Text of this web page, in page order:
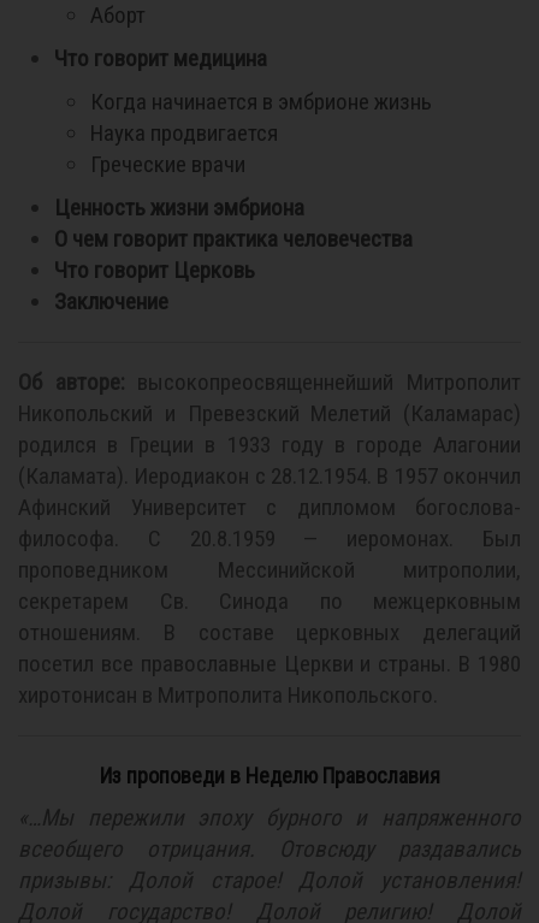
Аборт
Что говорит медицина
Когда начинается в эмбрионе жизнь
Наука продвигается
Греческие врачи
Ценность жизни эмбриона
О чем говорит практика человечества
Что говорит Церковь
Заключение
Об авторе: высокопреосвященнейший Митрополит
Никопольский и Превезский Мелетий (Каламарас)
родился в Греции в 1933 году в городе Алагонии
(Каламата). Иеродиакон с 28.12.1954. В 1957 окончил
Афинский Университет с дипломом богослова-
философа. С 20.8.1959 — иеромонах. Был
проповедником Мессинийской митрополии,
секретарем Св. Синода по межцерковным
отношениям. В составе церковных делегаций
посетил все православные Церкви и страны. В 1980
хиротонисан в Митрополита Никопольского.
Из проповеди в Неделю Православия
«…Мы пережили эпоху бурного и напряженного
всеобщего отрицания. Отовсюду раздавались
призывы: Долой старое! Долой установления!
Долой государство! Долой религию! Долой